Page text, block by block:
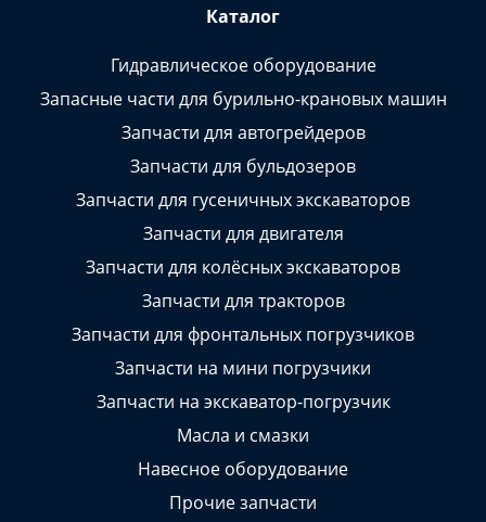
Каталог
Гидравлическое оборудование
Запасные части для бурильно-крановых машин
Запчасти для автогрейдеров
Запчасти для бульдозеров
Запчасти для гусеничных экскаваторов
Запчасти для двигателя
Запчасти для колёсных экскаваторов
Запчасти для тракторов
Запчасти для фронтальных погрузчиков
Запчасти на мини погрузчики
Запчасти на экскаватор-погрузчик
Масла и смазки
Навесное оборудование
Прочие запчасти